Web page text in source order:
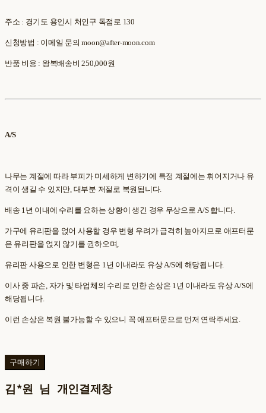
주소 : 경기도 용인시 처인구 독점로 130
신청방법 : 이메일 문의 moon@after-moon.com
반품 비용 : 왕복배송비 250,000원
A/S
나무는 계절에 따라 부피가 미세하게 변하기에 특정 계절에는 휘어지거나 유
격이 생길 수 있지만, 대부분 저절로 복원됩니다.
배송 1년 이내에 수리를 요하는 상황이 생긴 경우 무상으로 A/S 합니다.
가구에 유리판을 얹어 사용할 경우 변형 우려가 급격히 높아지므로 애프터문
은 유리판을 얹지 않기를 권하오며,
유리판 사용으로 인한 변형은 1년 이내라도 유상 A/S에 해당됩니다.
이사 중 파손, 자가 및 타업체의 수리로 인한 손상은 1년 이내라도 유상 A/S에
해당됩니다.
이런 손상은 복원 불가능할 수 있으니 꼭 애프터문으로 먼저 연락주세요.
구매하기
김*원 님 개인결제창